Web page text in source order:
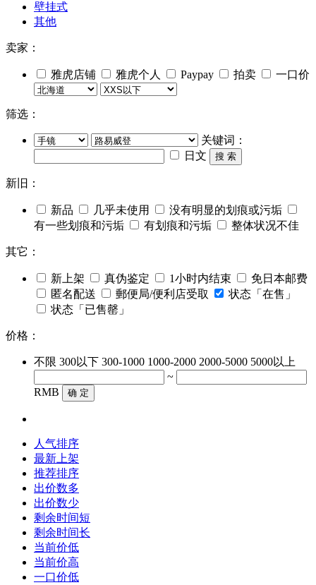
壁挂式
其他
卖家：
雅虎店铺 雅虎个人 Paypay 拍卖 一口价
筛选：
关键词：
日文
搜 索
新旧：
新品 几乎未使用
没有明显的划痕或污垢
有一些划痕和污垢
有划痕和污垢 整体状况不佳
其它：
新上架 真伪鉴定 1小时内结束
免日本邮费
匿名配送
郵便局/便利店受取
状态「在售」
状态「已售罄」
价格：
不限 300以下 300-1000 1000-2000 2000-5000 5000以上
~
RMB
确 定
人气排序
最新上架
推荐排序
出价数多
出价数少
剩余时间短
剩余时间长
当前价低
当前价高
一口价低